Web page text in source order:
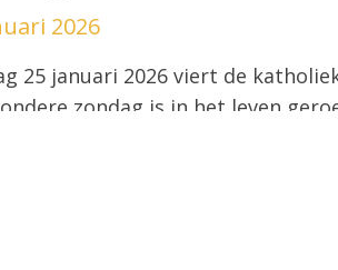
2026
25 januari 2026 viert de
zondag is in het leven